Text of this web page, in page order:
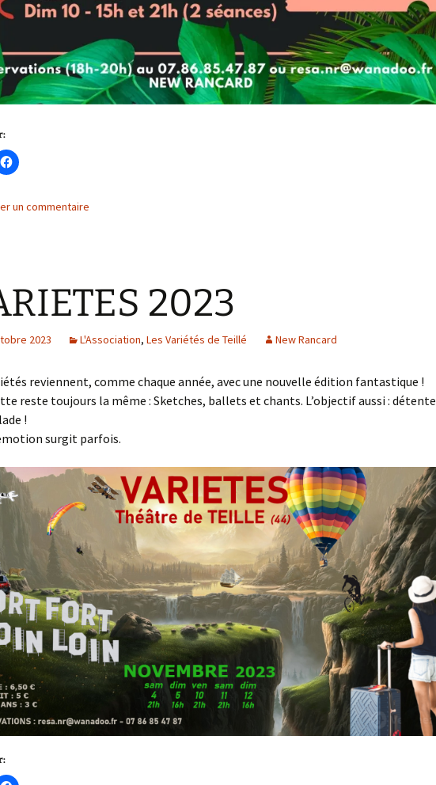
un commentaire
2023
2023 L'Association, Les Variétés de Teillé New Rancard
reviennent, comme chaque année, avec une nouvelle édition fantastique !
reste toujours la même : Sketches, ballets et chants. L’objectif aussi : détente
!
surgit parfois.